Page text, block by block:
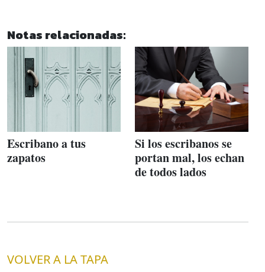
Notas relacionadas:
Escribano a tus
zapatos
Si los escribanos se
portan mal, los echan
de todos lados
VOLVER A LA TAPA